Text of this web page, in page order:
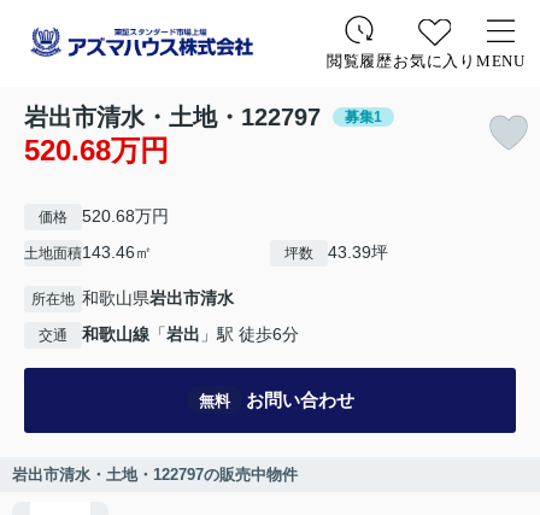
閲覧履歴お気に入り MENU
岩出市清水・土地・122797 募集1
520.68万円
価格 520.68万円
土地面積143.46㎡ 坪数 43.39坪
所在地 和歌山県岩出市清水
交通 和歌山線 「岩出 」駅 徒歩6分
無料 お問い合わせ
岩出市清水・土地・122797の販売中物件